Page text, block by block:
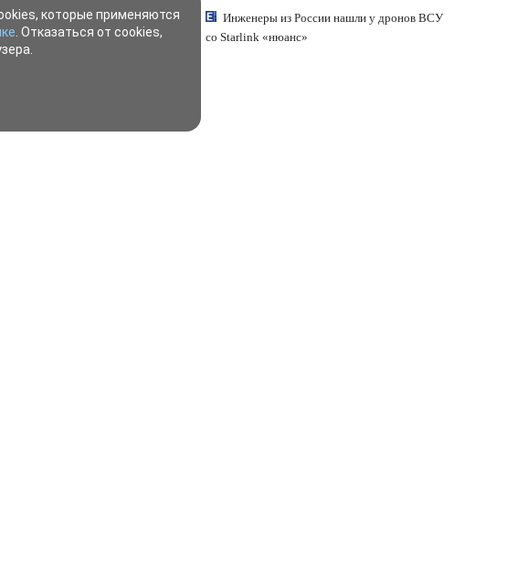
Инженеры из России нашли у дронов ВСУ
со Starlink «нюанс»
которые применяются
. Отказаться от cookies,